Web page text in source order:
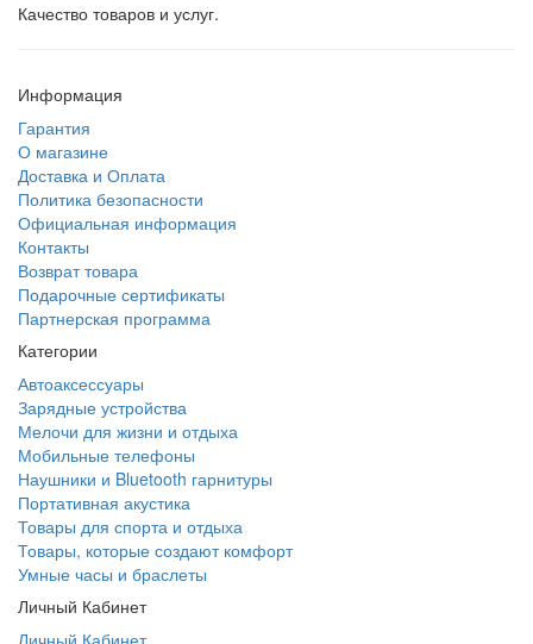
Качество товаров и услуг.
Информация
Гарантия
О магазине
Доставка и Оплата
Политика безопасности
Официальная информация
Контакты
Возврат товара
Подарочные сертификаты
Партнерская программа
Категории
Автоаксессуары
Зарядные устройства
Мелочи для жизни и отдыха
Мобильные телефоны
Наушники и Bluetooth гарнитуры
Портативная акустика
Товары для спорта и отдыха
Товары, которые создают комфорт
Умные часы и браслеты
Личный Кабинет
Личный Кабинет